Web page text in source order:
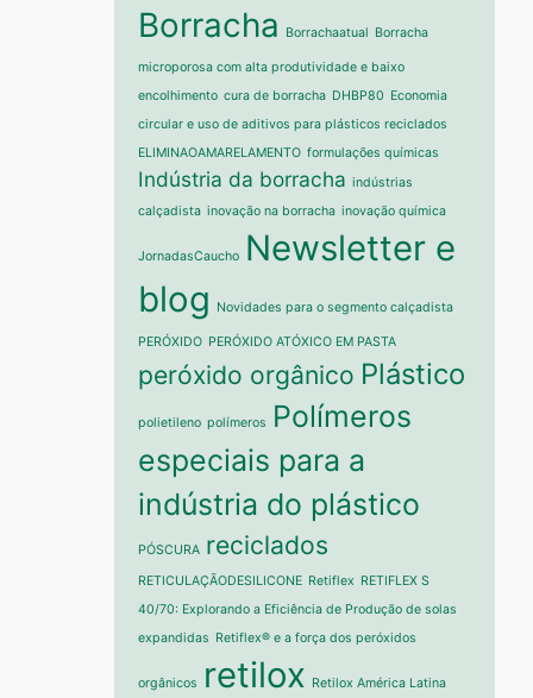
Borracha Borrachaatual Borracha
microporosa com alta produtividade e baixo
encolhimento cura de borracha DHBP80 Economia
circular e uso de aditivos para plásticos reciclados
ELIMINAOAMARELAMENTO formulações químicas
Indústria da borracha indústrias
calçadista inovação na borracha inovação química
JornadasCaucho Newsletter e
blog
Novidades para o segmento calçadista
PERÓXIDO PERÓXIDO ATÓXICO EM PASTA
peróxido orgânico Plástico
polietileno polímeros
Polímeros
especiais para a
indústria do plástico
PÓSCURA reciclados
RETICULAÇÃODESILICONE Retiflex RETIFLEX S
40/70: Explorando a Eficiência de Produção de solas
expandidas Retiflex® e a força dos peróxidos
orgânicos retilox Retilox América Latina